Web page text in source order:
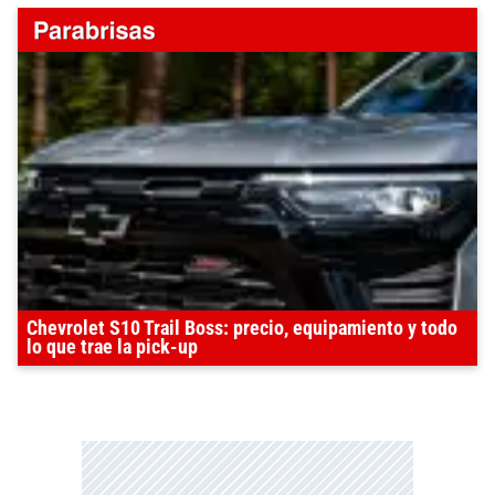
Chevrolet S10 Trail Boss: precio, equipamiento y todo
lo que trae la pick-up